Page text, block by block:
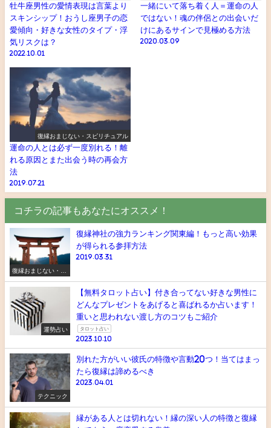
牡牛座男性の愛情表現は言葉より
スキンシップ！おうし座男子の恋
愛傾向・好きな女性のタイプ・浮
気リスクは？
2022.10.01
一緒にいて落ち着く人＝運命の人
ではない！魂の伴侶との出会いだ
けにあるサインで見極める方法
2020.03.09
復縁おまじない・スピリチュアル
運命の人とは必ず一度別れる！離
れる原因とまた出会う時の再会方
法
2019.07.21
コチラの記事もあなたにオススメ！
復縁おまじない・ス
ピリチュアル
復縁神社の強力ランキング関東編！もっと高い効果
が得られる参拝方法
2019.03.31
運勢占い
【無料タロット占い】付き合ってない好きな男性に
どんなプレゼントをあげると喜ばれるか占います！
重いと思われない渡し方のコツもご紹介
タロット占い
2023.10.10
テクニック
別れた方がいい彼氏の特徴や言動20つ！当てはまっ
たら復縁は諦めるべき
2023.04.01
縁がある人とは切れない！縁の深い人の特徴と復縁